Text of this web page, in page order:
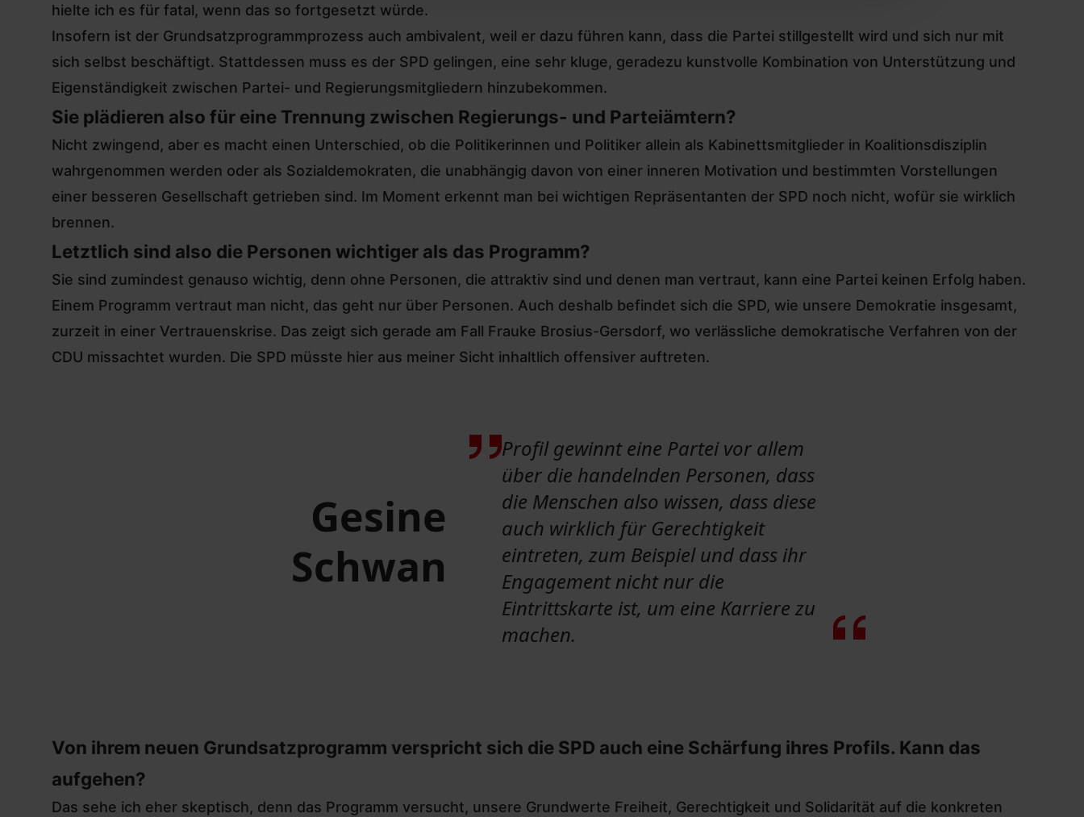
hielte ich es für fatal, wenn das so fortgesetzt würde.
Insofern ist der Grundsatzprogrammprozess auch ambivalent, weil er dazu führen kann, dass die Partei stillgestellt wird und sich nur mit
sich selbst beschäftigt. Stattdessen muss es der SPD gelingen, eine sehr kluge, geradezu kunstvolle Kombination von Unterstützung und
Eigenständigkeit zwischen Partei- und Regierungsmitgliedern hinzubekommen.
Sie plädieren also für eine Trennung zwischen Regierungs- und Parteiämtern?
Nicht zwingend, aber es macht einen Unterschied, ob die Politikerinnen und Politiker allein als Kabinettsmitglieder in Koalitionsdisziplin
wahrgenommen werden oder als Sozialdemokraten, die unabhängig davon von einer inneren Motivation und bestimmten Vorstellungen
einer besseren Gesellschaft getrieben sind. Im Moment erkennt man bei wichtigen Repräsentanten der SPD noch nicht, wofür sie wirklich
brennen.
Letztlich sind also die Personen wichtiger als das Programm?
Sie sind zumindest genauso wichtig, denn ohne Personen, die attraktiv sind und denen man vertraut, kann eine Partei keinen Erfolg haben.
Einem Programm vertraut man nicht, das geht nur über Personen. Auch deshalb befindet sich die SPD, wie unsere Demokratie insgesamt,
zurzeit in einer Vertrauenskrise. Das zeigt sich gerade am Fall Frauke Brosius-Gersdorf, wo verlässliche demokratische Verfahren von der
CDU missachtet wurden. Die SPD müsste hier aus meiner Sicht inhaltlich offensiver auftreten.
Gesine
Schwan
Profil gewinnt eine Partei vor allem
über die handelnden Personen, dass
die Menschen also wissen, dass diese
auch wirklich für Gerechtigkeit
eintreten, zum Beispiel und dass ihr
Engagement nicht nur die
Eintrittskarte ist, um eine Karriere zu
machen.
Von ihrem neuen Grundsatzprogramm verspricht sich die SPD auch eine Schärfung ihres Profils. Kann das
aufgehen?
Das sehe ich eher skeptisch, denn das Programm versucht, unsere Grundwerte Freiheit, Gerechtigkeit und Solidarität auf die konkreten